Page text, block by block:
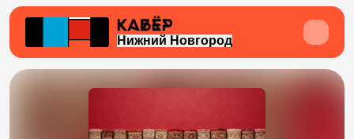
Нижний Новгород